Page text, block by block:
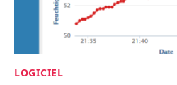
LOGICIEL